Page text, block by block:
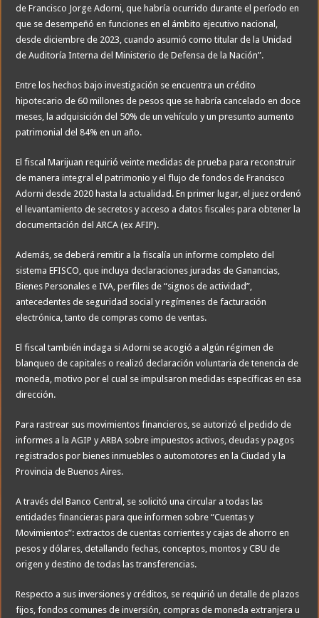
de Francisco Jorge Adorni, que habría ocurrido durante el período en
que se desempeñó en funciones en el ámbito ejecutivo nacional,
desde diciembre de 2023, cuando asumió como titular de la Unidad
de Auditoría Interna del Ministerio de Defensa de la Nación”.
Entre los hechos bajo investigación se encuentra un crédito
hipotecario de 60 millones de pesos que se habría cancelado en doce
meses, la adquisición del 50% de un vehículo y un presunto aumento
patrimonial del 84% en un año.
El fiscal Marijuan requirió veinte medidas de prueba para reconstruir
de manera integral el patrimonio y el flujo de fondos de Francisco
Adorni desde 2020 hasta la actualidad. En primer lugar, el juez ordenó
el levantamiento de secretos y acceso a datos fiscales para obtener la
documentación del ARCA (ex AFIP).
Además, se deberá remitir a la fiscalía un informe completo del
sistema EFISCO, que incluya declaraciones juradas de Ganancias,
Bienes Personales e IVA, perfiles de “signos de actividad”,
antecedentes de seguridad social y regímenes de facturación
electrónica, tanto de compras como de ventas.
El fiscal también indaga si Adorni se acogió a algún régimen de
blanqueo de capitales o realizó declaración voluntaria de tenencia de
moneda, motivo por el cual se impulsaron medidas específicas en esa
dirección.
Para rastrear sus movimientos financieros, se autorizó el pedido de
informes a la AGIP y ARBA sobre impuestos activos, deudas y pagos
registrados por bienes inmuebles o automotores en la Ciudad y la
Provincia de Buenos Aires.
A través del Banco Central, se solicitó una circular a todas las
entidades financieras para que informen sobre “Cuentas y
Movimientos”: extractos de cuentas corrientes y cajas de ahorro en
pesos y dólares, detallando fechas, conceptos, montos y CBU de
origen y destino de todas las transferencias.
Respecto a sus inversiones y créditos, se requirió un detalle de plazos
fijos, fondos comunes de inversión, compras de moneda extranjera u